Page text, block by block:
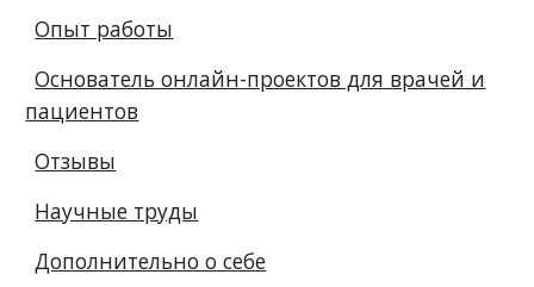
Опыт работы
Основатель онлайн-проектов для врачей и
пациентов
Отзывы
Научные труды
Дополнительно о себе